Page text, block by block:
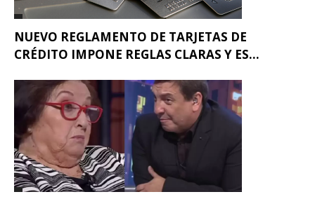
NUEVO REGLAMENTO DE TARJETAS DE
CRÉDITO IMPONE REGLAS CLARAS Y ES...